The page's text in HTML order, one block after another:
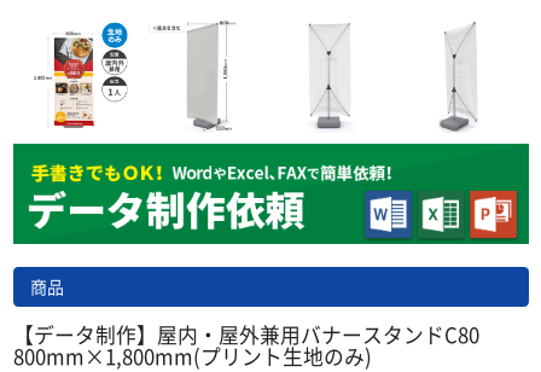
商品
【データ制作】屋内・屋外兼用バナースタンドC80
800mm×1,800mm(プリント生地のみ)